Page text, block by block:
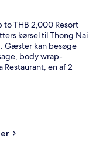
to THB 2,000 Resort
kørsel til Thong Nai
Gæster kan besøge
body wrap-
en af 2
tæller 2
Rejsende har kun